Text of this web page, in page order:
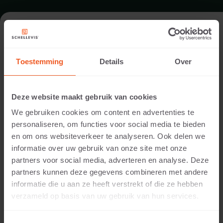
Toestemming Details Over
Deze website maakt gebruik van cookies
We gebruiken cookies om content en advertenties te
personaliseren, om functies voor social media te bieden
en om ons websiteverkeer te analyseren. Ook delen we
informatie over uw gebruik van onze site met onze
partners voor social media, adverteren en analyse. Deze
partners kunnen deze gegevens combineren met andere
informatie die u aan ze heeft verstrekt of die ze hebben
verzameld op basis van uw gebruik van hun services.
TUIN IN VEENENDAAL
Uitvoering:
Locatie:
Veenendaal
Toepassing:
Tuin
Fotografie:
Cees Rijnen
Producten:
Grootformaat tegel 100x100x5 Grijs
Grootformaat tegel 120x120x7 Grijs